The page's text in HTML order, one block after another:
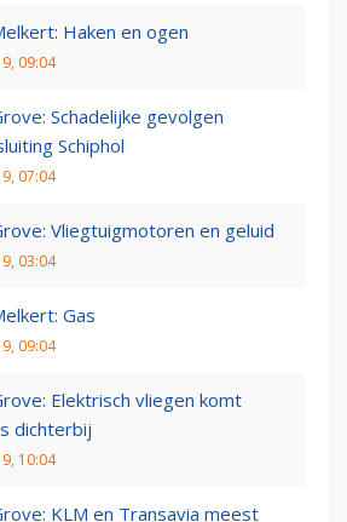
Haken en ogen
09:04
Schadelijke gevolgen
Schiphol
07:04
Vliegtuigmotoren en geluid
03:04
Gas
09:04
Elektrisch vliegen komt
dichterbij
10:04
KLM en Transavia meest